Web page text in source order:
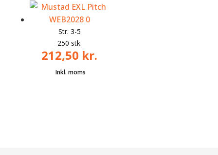
Str. 3-5
250 stk.
212,50 kr.